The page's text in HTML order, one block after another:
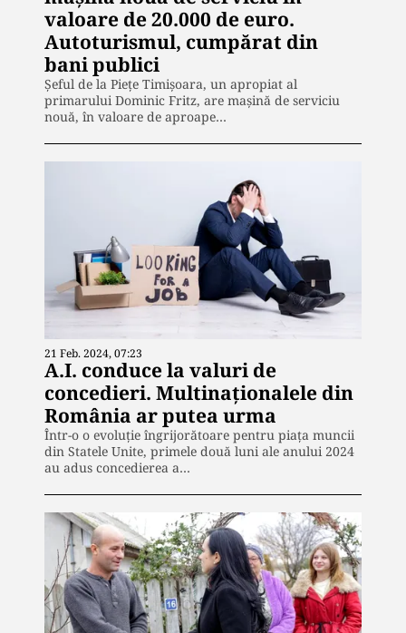
valoare de 20.000 de euro.
Autoturismul, cumpărat din
bani publici
Șeful de la Piețe Timișoara, un apropiat al
primarului Dominic Fritz, are mașină de serviciu
nouă, în valoare de aproape…
21 Feb. 2024, 07:23
A.I. conduce la valuri de
concedieri. Multinaţionalele din
România ar putea urma
Într-o o evoluţie îngrijorătoare pentru piața muncii
din Statele Unite, primele două luni ale anului 2024
au adus concedierea a…